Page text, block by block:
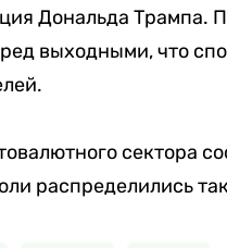
Дональда Трампа.
выходными, что
сектора
распределились